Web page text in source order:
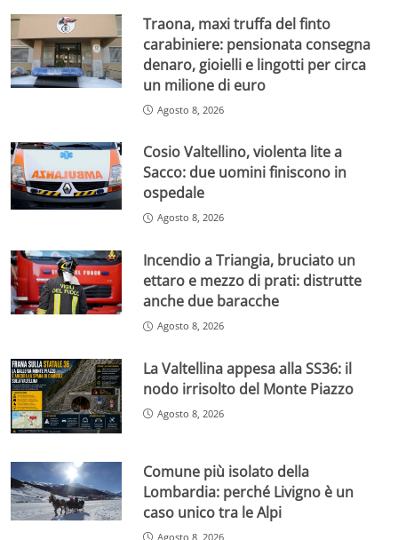
Traona, maxi truffa del finto
carabiniere: pensionata consegna
denaro, gioielli e lingotti per circa
un milione di euro
Agosto 8, 2026
Cosio Valtellino, violenta lite a
Sacco: due uomini finiscono in
ospedale
Agosto 8, 2026
Incendio a Triangia, bruciato un
ettaro e mezzo di prati: distrutte
anche due baracche
Agosto 8, 2026
La Valtellina appesa alla SS36: il
nodo irrisolto del Monte Piazzo
Agosto 8, 2026
Comune più isolato della
Lombardia: perché Livigno è un
caso unico tra le Alpi
Agosto 8, 2026